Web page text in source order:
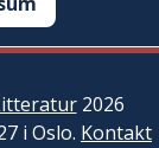
2026
i Oslo. Kontakt